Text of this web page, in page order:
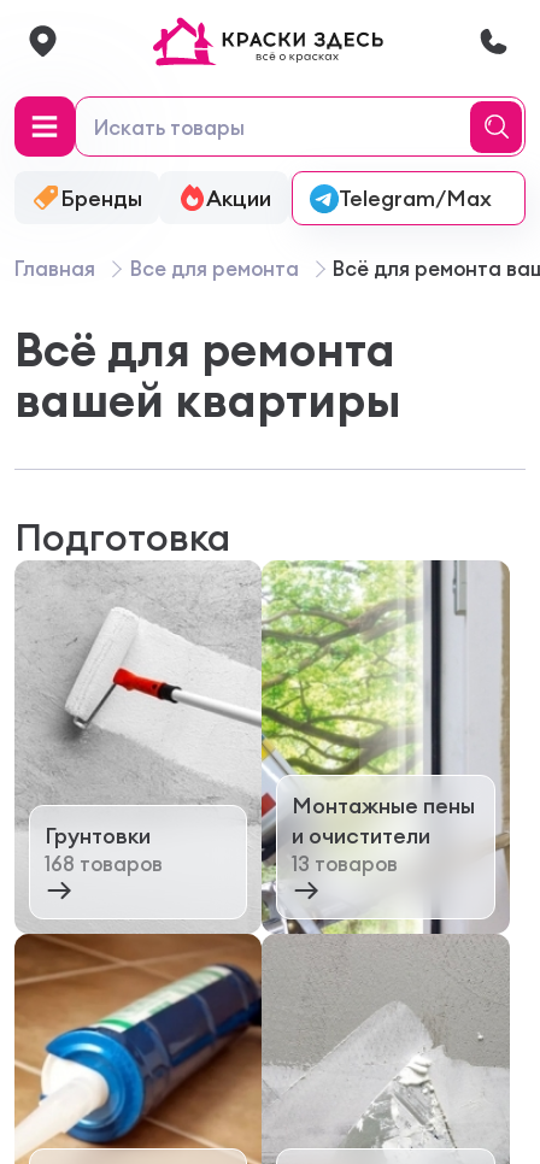
Бренды Акции Онлайн-колеровка
Telegram/Max
Главная Все для ремонта Всё для ремонта
Всё для ремонта
вашей квартиры
Подготовка
Грунтовки
168 товаров
Монтажные пены
и очистители
13 товаров